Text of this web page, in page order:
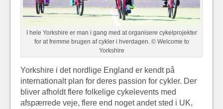
I hele Yorkshire er man i gang med at organisere cykelprojekter
for at fremme brugen af cykler i hverdagen. © Welcome to
Yorkshire
Yorkshire i det nordlige England er kendt på
internationalt plan for deres passion for cykler. Der
bliver afholdt flere folkelige cykelevents med
afspærrede veje, flere end noget andet sted i UK,